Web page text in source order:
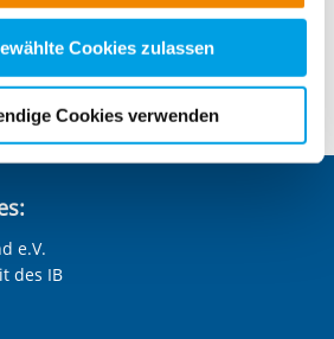
über Ihre Einwilligung für diese
und Ihre erteilte Einwilligung stets
Bitte beachten Sie: Ihre
zur Bereitstellung der von Ihnen
gewünschten Website-
und daher unabhängig von einer
Cookies zulassen
Cookies verwenden
Folie anzeigen
Ulm
e.V.
des IB